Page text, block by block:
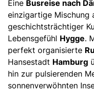
Eine Busreise nach
einzigartige Mischung
geschichtsträchtiger
Lebensgefühl Hygge.
perfekt organisierte
Hansestadt Hamburg
hin zur pulsierenden
sonnenverwöhnten